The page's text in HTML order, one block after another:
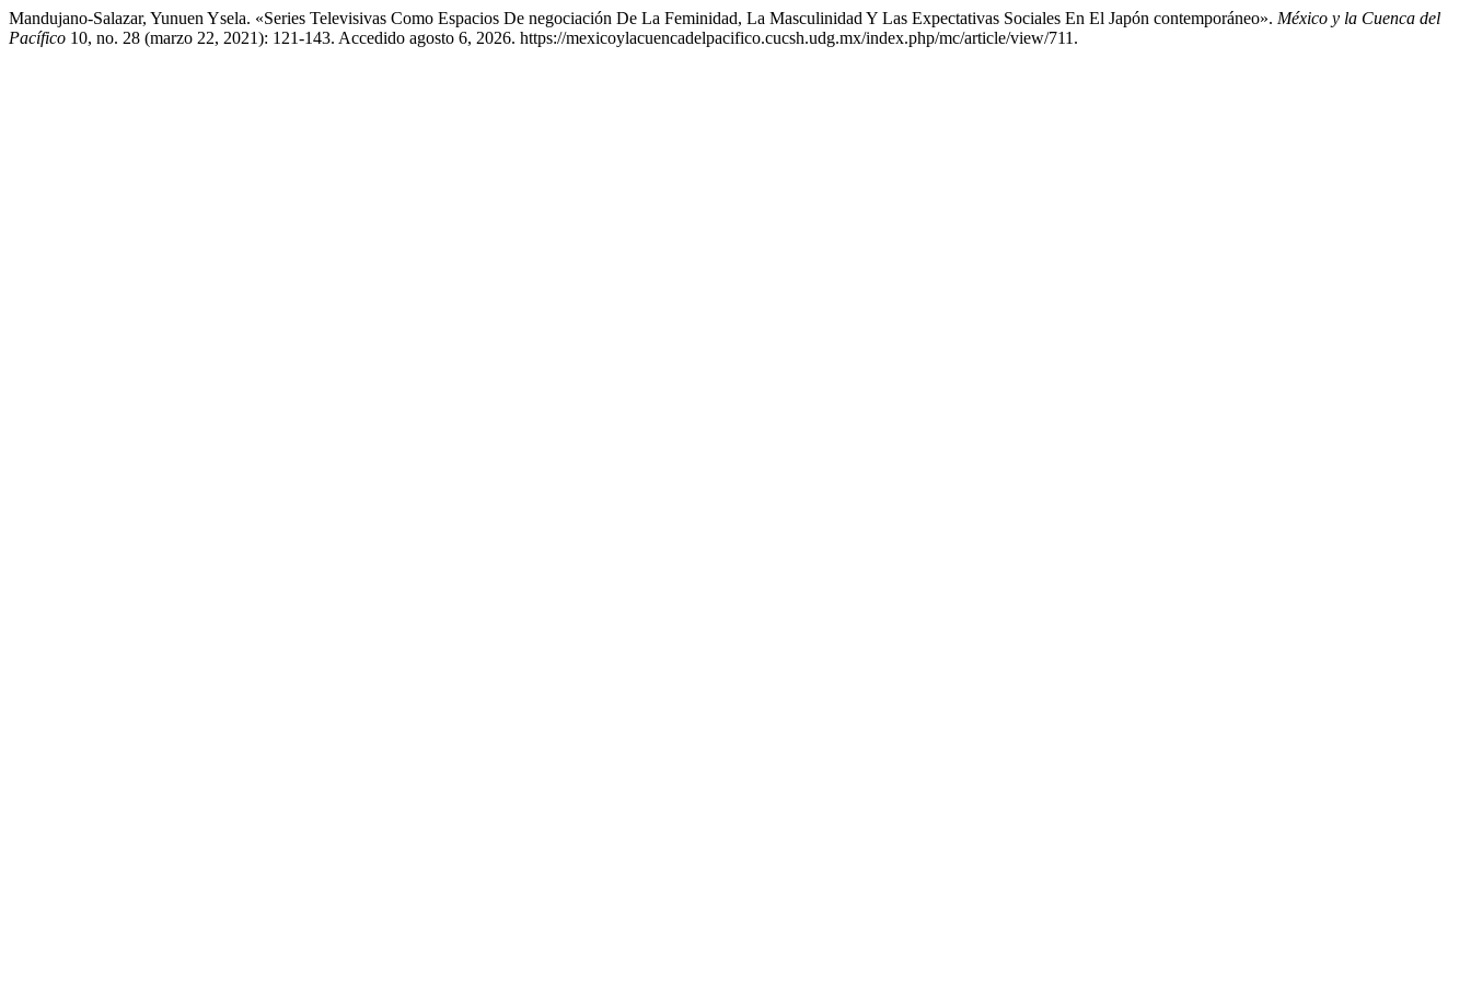
Mandujano-Salazar, Yunuen Ysela. «Series Televisivas Como Espacios De negociación De La Feminidad, La Masculinidad Y Las Expectativas Sociales En El Japón contemporáneo». México y la Cuenca del
Pacífico 10, no. 28 (marzo 22, 2021): 121-143. Accedido agosto 6, 2026. https://mexicoylacuencadelpacifico.cucsh.udg.mx/index.php/mc/article/view/711.